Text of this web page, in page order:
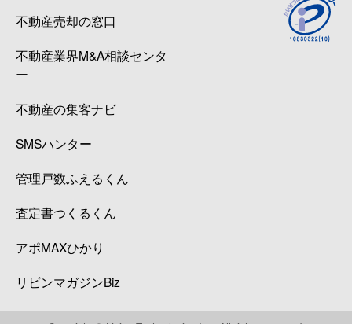
不動産売却の窓口
不動産業界M&A相談センタ
ー
不動産の集客ナビ
SMSハンター
管理戸数ふえるくん
査定書つくるくん
アポMAXひかり
リビンマガジンBiz